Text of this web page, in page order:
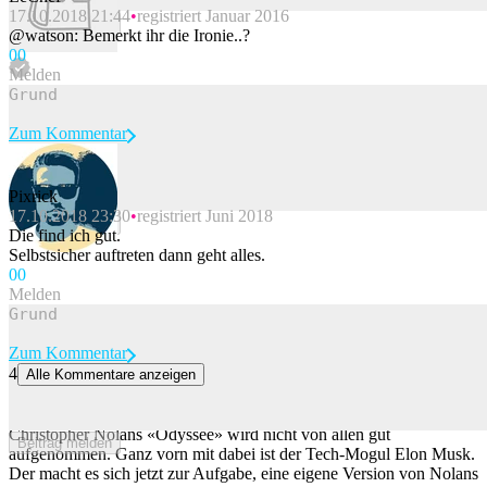
Beitrag melden
17.10.2018 21:44 registriert Januar 2016
@watson: Bemerkt ihr die Ironie..?
00
Melden
Beitrag melden
Zum Kommentar
Pixrick
17.10.2018 23:30 registriert Juni 2018
Die find ich gut.
Selbstsicher auftreten dann geht alles.
00
Melden
Beitrag melden
Zum Kommentar
4 Alle Kommentare anzeigen
Christopher Nolans «Odyssee» wird nicht von allen gut
aufgenommen. Ganz vorn mit dabei ist der Tech-Mogul Elon Musk.
Der macht es sich jetzt zur Aufgabe, eine eigene Version von Nolans